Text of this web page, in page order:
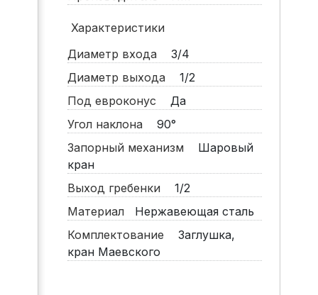
Характеристики
Диаметр входа
3/4
Диаметр выхода
1/2
Под евроконус
Да
Угол наклона
90°
Запорный механизм
Шаровый
кран
Выход гребенки
1/2
Материал
Нержавеющая сталь
Комплектование
Заглушка,
кран Маевского